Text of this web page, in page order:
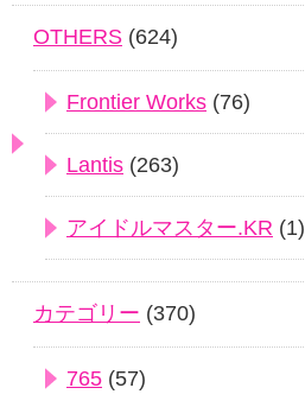
OTHERS (624)
Frontier Works (76)
Lantis (263)
アイドルマスター.KR (1)
カテゴリー (370)
765 (57)